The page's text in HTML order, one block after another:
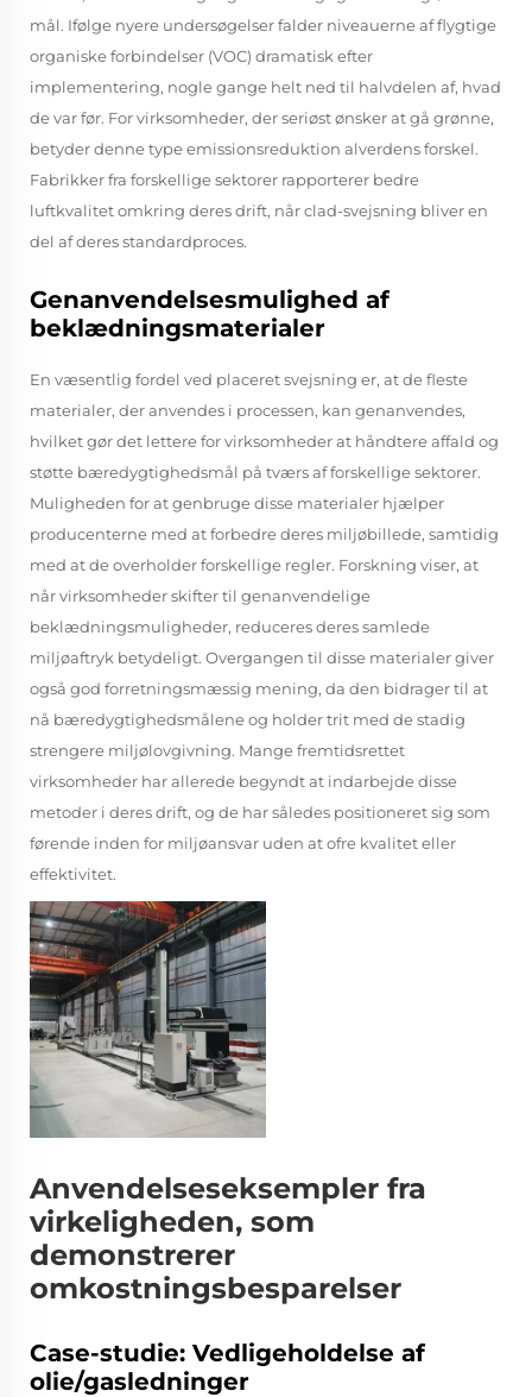
mål. Ifølge nyere undersøgelser falder niveauerne af flygtige
organiske forbindelser (VOC) dramatisk efter
implementering, nogle gange helt ned til halvdelen af, hvad
de var før. For virksomheder, der seriøst ønsker at gå grønne,
betyder denne type emissionsreduktion alverdens forskel.
Fabrikker fra forskellige sektorer rapporterer bedre
luftkvalitet omkring deres drift, når clad-svejsning bliver en
del af deres standardproces.
Genanvendelsesmulighed af
beklædningsmaterialer
En væsentlig fordel ved placeret svejsning er, at de fleste
materialer, der anvendes i processen, kan genanvendes,
hvilket gør det lettere for virksomheder at håndtere affald og
støtte bæredygtighedsmål på tværs af forskellige sektorer.
Muligheden for at genbruge disse materialer hjælper
producenterne med at forbedre deres miljøbillede, samtidig
med at de overholder forskellige regler. Forskning viser, at
når virksomheder skifter til genanvendelige
beklædningsmuligheder, reduceres deres samlede
miljøaftryk betydeligt. Overgangen til disse materialer giver
også god forretningsmæssig mening, da den bidrager til at
nå bæredygtighedsmålene og holder trit med de stadig
strengere miljølovgivning. Mange fremtidsrettet
virksomheder har allerede begyndt at indarbejde disse
metoder i deres drift, og de har således positioneret sig som
førende inden for miljøansvar uden at ofre kvalitet eller
effektivitet.
Anvendelseseksempler fra
virkeligheden, som
demonstrerer
omkostningsbesparelser
Case-studie: Vedligeholdelse af
olie/gasledninger